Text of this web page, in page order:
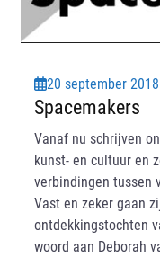
20 september 2018
Spacemakers
Vanaf nu schrijven
kunst- en cultuur en
verbindingen tussen
Vast en zeker gaan
ontdekkingstochten
woord aan Deborah